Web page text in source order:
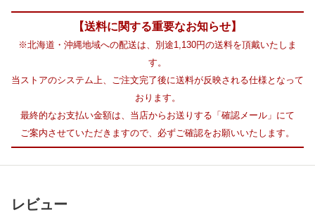
【送料に関する重要なお知らせ】
※北海道・沖縄地域への配送は、別途1,130円の送料を頂戴いたしま
す。
当ストアのシステム上、ご注文完了後に送料が反映される仕様となって
おります。
最終的なお支払い金額は、当店からお送りする「確認メール」にて
ご案内させていただきますので、必ずご確認をお願いいたします。
レビュー